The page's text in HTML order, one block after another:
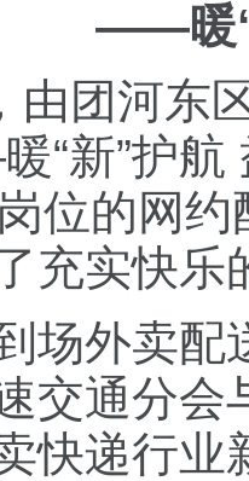
——暖“
由团河东
“新”护航
位的网
充实快乐
场外卖配
交通分
快递行业